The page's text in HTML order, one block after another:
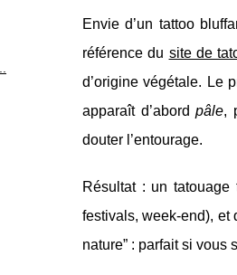
Envie d’un tattoo
référence du site de
d’origine végétale. Le
apparaît d’abordpâle,
douter l’entourage.
Résultat : un
festivals, week-end), et
nature” : parfait si vous